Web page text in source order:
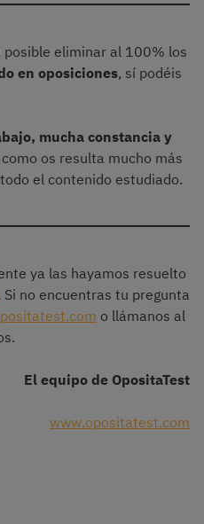
posible eliminar al 100% los
en oposiciones, sí podéis
mucha constancia y
os resulta mucho más
el contenido estudiado.
ya las hayamos resuelto
Si no encuentras tu pregunta
o llámanos al
El equipo de OpositaTest
www.opositatest.com